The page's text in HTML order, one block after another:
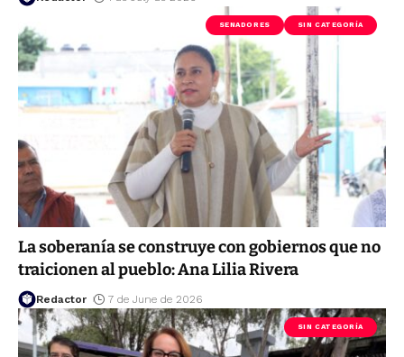
SENADORES SIN CATEGORÍA
La soberanía se construye con gobiernos que no
traicionen al pueblo: Ana Lilia Rivera
Redactor 7 de June de 2026
SIN CATEGORÍA